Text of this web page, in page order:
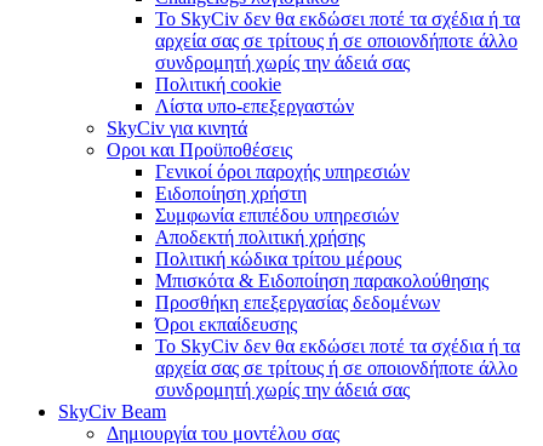
Το SkyCiv δεν θα εκδώσει ποτέ τα σχέδια ή τα
αρχεία σας σε τρίτους ή σε οποιονδήποτε άλλο
συνδρομητή χωρίς την άδειά σας
Πολιτική cookie
Λίστα υπο-επεξεργαστών
SkyCiv για κινητά
Οροι και Προϋποθέσεις
Γενικοί όροι παροχής υπηρεσιών
Ειδοποίηση χρήστη
Συμφωνία επιπέδου υπηρεσιών
Αποδεκτή πολιτική χρήσης
Πολιτική κώδικα τρίτου μέρους
Μπισκότα & Ειδοποίηση παρακολούθησης
Προσθήκη επεξεργασίας δεδομένων
Όροι εκπαίδευσης
Το SkyCiv δεν θα εκδώσει ποτέ τα σχέδια ή τα
αρχεία σας σε τρίτους ή σε οποιονδήποτε άλλο
συνδρομητή χωρίς την άδειά σας
SkyCiv Beam
Δημιουργία του μοντέλου σας